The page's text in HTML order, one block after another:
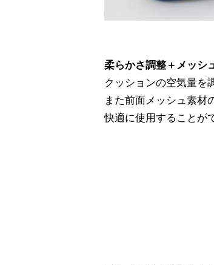
柔らかさ調整＋メッシ
クッションの空気量を
また前面メッシュ素材
快適に使用することが